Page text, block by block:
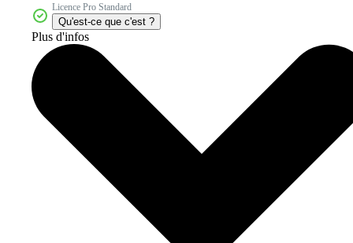
Licence Pro Standard
Qu'est-ce que c'est ?
Plus d'infos